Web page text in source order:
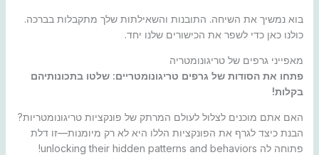
בוא נמשיך את השיחה. התובנות והשאילתות שלך מתקבלות בברכה.
כולנו כאן כדי לשפר את הכישורים שלנו יחד.
מאפייני גרפים של טריגונומטריה
פתחו את הסודות של גרפים טריגונומטריים: שלטו בתכונותיהם
בקלות!
האם אתם מוכנים לצלול לעולם המרתק של פונקציות טריגונומטריות?
הבנת כיצד לגרף את הפונקציות הללו היא לא רק מיומנות—זו דלת
פתוחה לה unlocking their hidden patterns and behaviors!